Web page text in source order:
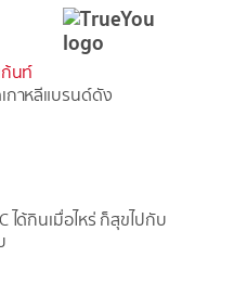
ก้นท์
กาหลีแบรนด์ดัง
ได้กินเมื่อไหร่ ก็สุขไปกับ